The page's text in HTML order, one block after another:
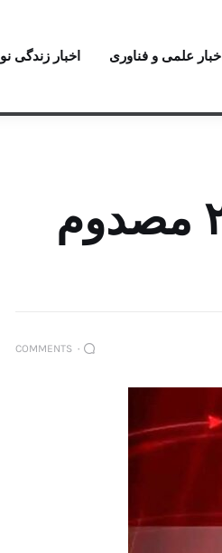
اخبار علمی و فناوری اخبار زندگی نو
انفجار گاز در خیابان فلسطین رشت ۲ مصدوم
۰ COMMENTS